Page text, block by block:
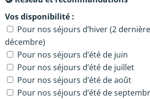
Vos disponibilité :
Pour nos séjours d’hiver (2
décembre)
Pour nos séjours d’été de juin
Pour nos séjours d’été de juillet
Pour nos séjours d’été de août
Pour nos séjours d’été de